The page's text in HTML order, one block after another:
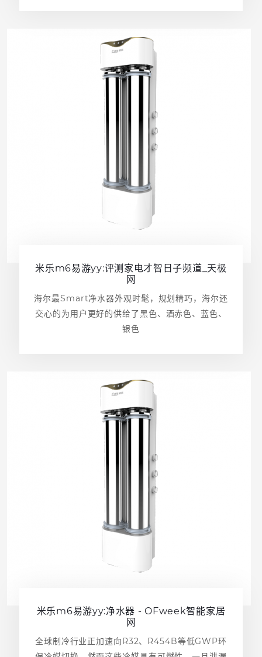
米乐m6易游yy:评测家电才智日子频道_天极
网
海尔最Smart净水器外观时髦，规划精巧，海尔还
交心的为用户更好的供给了黑色、酒赤色、蓝色、
银色
米乐m6易游yy:净水器 - OFweek智能家居
网
全球制冷行业正加速向R32、R454B等低GWP环